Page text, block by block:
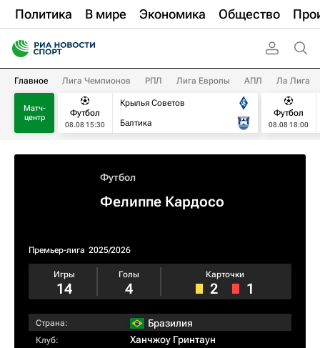
Политика В мире Экономика Общество
Главное Лига Чемпионов РПЛ Лига Европы АПЛ Ла Лига
Матч-
центр
Футбол
08.08 15:30
Крылья Советов
Балтика
Футбол
08.08 18:00
Футбол
Фелиппе Кардосо
Премьер-лига 2025/2026
Игры
14
Голы
4
Карточки
2 1
Страна: Бразилия
Клуб: Ханчжоу Гринтаун